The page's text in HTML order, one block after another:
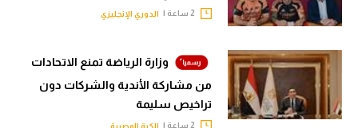
الدوري الإنجليزي
وزارة الرياضة تمنع الاتحادات
من مشاركة الأندية والشركات دون
تراخيص سليمة
الكرة المصرية